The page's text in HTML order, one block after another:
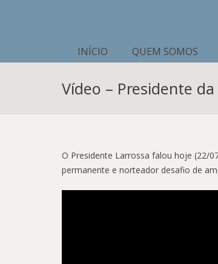
INÍCIO QUEM SOMOS
Vídeo – Presidente
O Presidente Larrossa falou hoje (22/
permanente e norteador desafio de